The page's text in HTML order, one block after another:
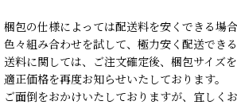
梱包の仕様によっては配送料を安くできる場合
色々組み合わせを試して、極力安く配送でき
送料に関しては、ご注文確定後、梱包サイズ
適正価格を再度お知らせいたしております。
ご面倒をおかけいたしておりますが、宜しくお